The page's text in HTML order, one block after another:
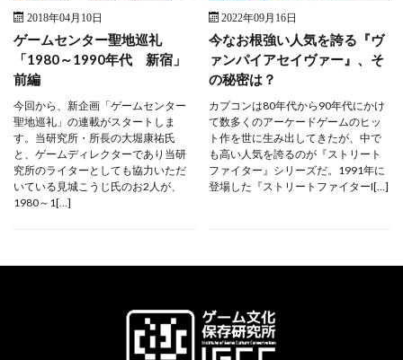
2018年04月10日
ゲームセンター聖地巡礼
「1980～1990年代 新宿」
前編
今回から、新企画「ゲームセンター
聖地巡礼」の連載がスタートしま
す。当研究所・所長の大堀康祐氏
と、ゲームディレクターであり当研
究所のライターとしても協力いただ
いている見城こうじ氏のお2人が、
1980～1[…]
2022年09月16日
今なお根強い人気を誇る『ヴ
ァンパイアセイヴァー』、そ
の秘密は？
カプコンは80年代から90年代にかけ
て数多くのアーケードゲームのヒッ
ト作を世に生み出してきたが、中で
も高い人気を誇るのが『ストリート
ファイター』シリーズだ。1991年に
登場した『ストリートファイターI[…]